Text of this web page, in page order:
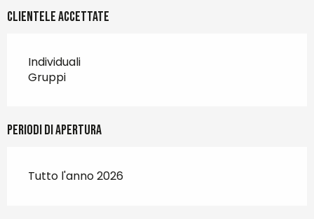
Clientele accettate
Individuali
Gruppi
Periodi di apertura
Tutto l'anno 2026